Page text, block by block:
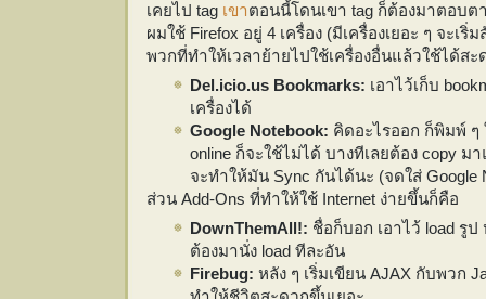
เคยไป tag เขาตอนนี้โดนเขา tag ก็ต้องมาตอบต
ผมใช้ Firefox อยู่ 4 เครื่อง (มีเครื่องเยอะ ๆ จะเริ่
พวกที่ทำให้เวลาย้ายไปใช้เครื่องอื่นแล้วใช้ได้สะ
Del.icio.us Bookmarks: เอาไว้เก็บ
เครื่องได้
Google Notebook: คิดอะไรออก ก็พิมพ์ ๆ
online ก็จะใช้ไม่ได้ บางทีเลยต้อง copy ม
จะทำให้มัน Sync กันได้นะ (จดใส่ Google
ส่วน Add-Ons ที่ทำให้ใช้ Internet ง่ายขึ้นก็คือ
DownThemAll!: ชื่อก็บอก เอาไว้ load รู
ต้องมานั่ง load ทีละอัน
Firebug: หลัง ๆ เริ่มเขียน AJAX กับพวก